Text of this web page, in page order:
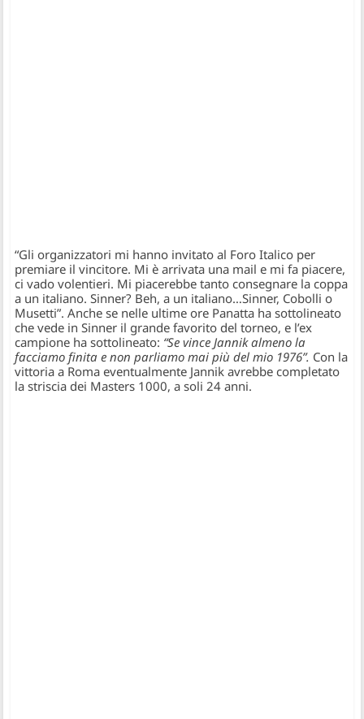
“Gli organizzatori mi hanno invitato al Foro Italico per
premiare il vincitore. Mi è arrivata una mail e mi fa piacere,
ci vado volentieri. Mi piacerebbe tanto consegnare la coppa
a un italiano. Sinner? Beh, a un italiano…Sinner, Cobolli o
Musetti”. Anche se nelle ultime ore Panatta ha sottolineato
che vede in Sinner il grande favorito del torneo, e l’ex
campione ha sottolineato: “Se vince Jannik almeno la
facciamo finita e non parliamo mai più del mio 1976”. Con la
vittoria a Roma eventualmente Jannik avrebbe completato
la striscia dei Masters 1000, a soli 24 anni.